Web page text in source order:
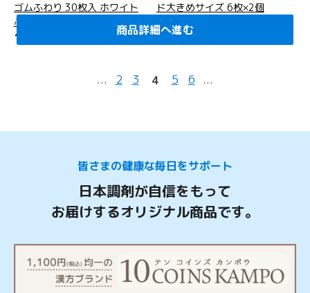
商品詳細へ進む
商品詳細へ進む
商品詳細へ進む
商品詳細へ進む
商品詳細へ進む
商品詳細へ進む
商品詳細へ進む
商品詳細へ進む
商品詳細へ進む
商品詳細へ進む
商品詳細へ進む
商品詳細へ進む
商品詳細へ進む
商品詳細へ進む
商品詳細へ進む
商品詳細へ進む
商品詳細へ進む
商品詳細へ進む
ゴムふわり 30枚入 ホワイト
ふつうサイズ (個別包装)
1,480 商品詳細へ進む
ド大きめサイズ 6枚×2個
1,500円
商品詳細へ進む
... 2 3 4 5 6 ...
皆さまの健康な毎日をサポート
日本調剤が自信をもって
お届けするオリジナル商品です。